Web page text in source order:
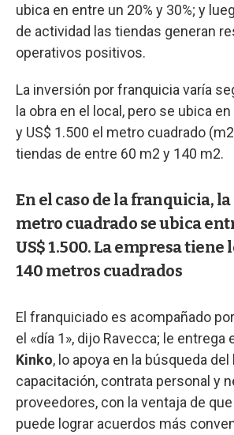
ubica en entre un 20% y 30%; y
de actividad las tiendas generan
operativos positivos.
La inversión por franquicia varía
la obra en el local, pero se ubica
y US$ 1.500 el metro cuadrado
tiendas de entre 60 m2 y 140 m2.
En el caso de la franquicia,
metro cuadrado se ubica
US$ 1.500. La empresa tiene
140 metros cuadrados
El franquiciado es acompañado
el «día 1», dijo Ravecca; le entrega
Kinko, lo apoya en la búsqueda del
capacitación, contrata personal y
proveedores, con la ventaja de
puede lograr acuerdos más